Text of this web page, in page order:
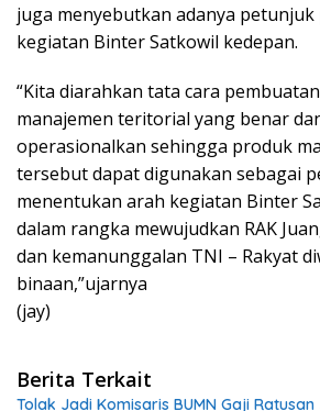
juga menyebutkan adanya
kegiatan Binter Satkowil kedepan.
“Kita diarahkan tata cara
manajemen teritorial yang benar
operasionalkan sehingga produk
tersebut dapat digunakan sebagai
menentukan arah kegiatan Binter
dalam rangka mewujudkan RAK
dan kemanunggalan TNI – Rakyat
binaan,”ujarnya
(jay)
Berita Terkait
Tolak Jadi Komisaris BUMN Gaji